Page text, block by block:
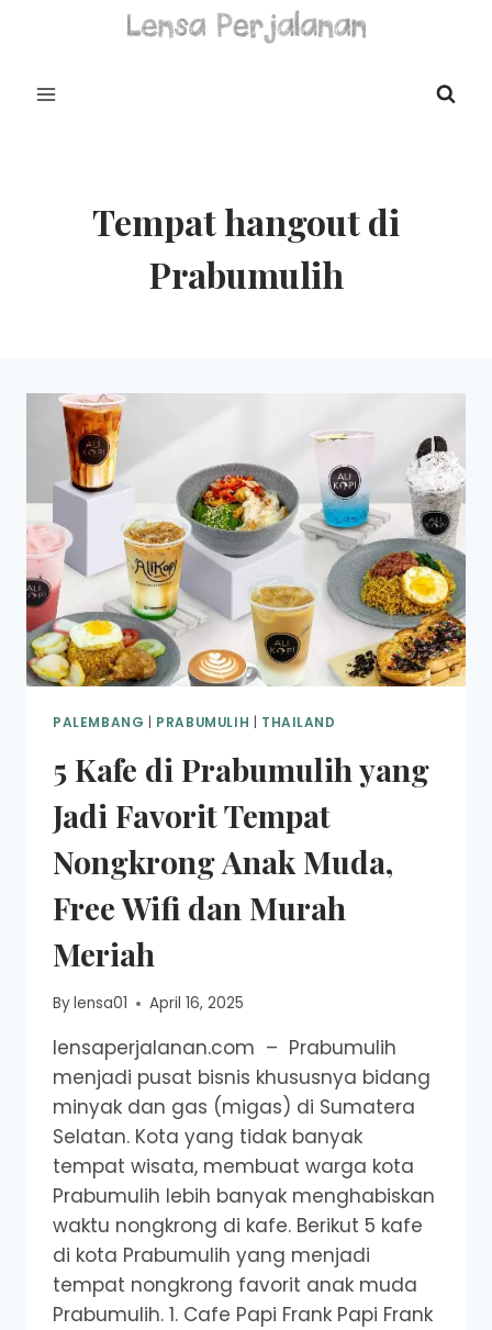
Tempat hangout di
Prabumulih
PALEMBANG PRABUMULIH THAILAND
5 Kafe di Prabumulih yang
Jadi Favorit Tempat
Nongkrong Anak Muda,
Free Wifi dan Murah
Meriah
Bylensa01 April 16, 2025
lensaperjalanan.com – Prabumulih
menjadi pusat bisnis khususnya bidang
minyak dan gas (migas) di Sumatera
Selatan. Kota yang tidak banyak
tempat wisata, membuat warga kota
Prabumulih lebih banyak menghabiskan
waktu nongkrong di kafe. Berikut 5 kafe
di kota Prabumulih yang menjadi
tempat nongkrong favorit anak muda
Prabumulih. 1. Cafe Papi Frank Papi Frank